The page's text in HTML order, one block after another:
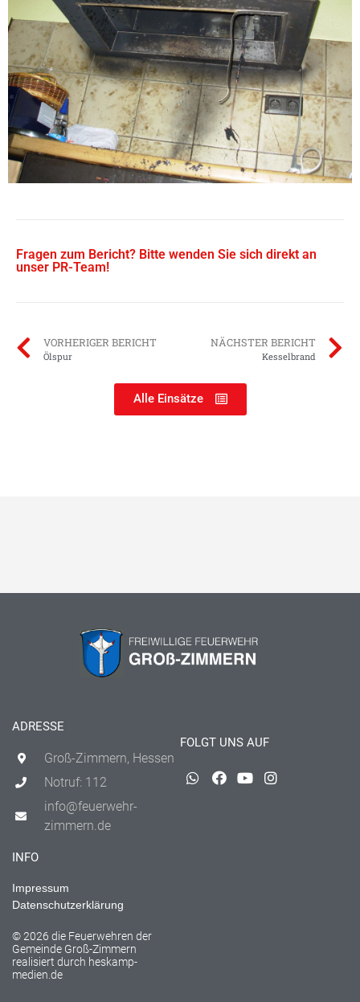
Fragen zum Bericht? Bitte wenden Sie sich direkt an
unser PR-Team!
VORHERIGER BERICHT
Ölspur
NÄCHSTER BERICHT
Kesselbrand
Alle Einsätze
ADRESSE
Groß-Zimmern, Hessen
Notruf: 112
info@feuerwehr-
zimmern.de
FOLGT UNS AUF
INFO
Impressum
Datenschutzerklärung
© 2026 die Feuerwehren der
Gemeinde Groß-Zimmern
realisiert durch heskamp-
medien.de